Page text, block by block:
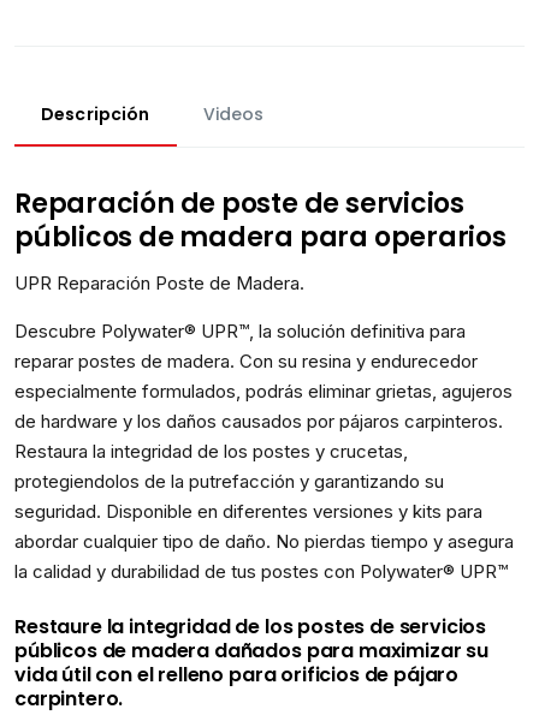
Descripción Videos
Reparación de poste de servicios
públicos de madera para operarios
UPR Reparación Poste de Madera.
Descubre Polywater® UPR™, la solución definitiva para
reparar postes de madera. Con su resina y endurecedor
especialmente formulados, podrás eliminar grietas, agujeros
de hardware y los daños causados por pájaros carpinteros.
Restaura la integridad de los postes y crucetas,
protegiendolos de la putrefacción y garantizando su
seguridad. Disponible en diferentes versiones y kits para
abordar cualquier tipo de daño. No pierdas tiempo y asegura
la calidad y durabilidad de tus postes con Polywater® UPR™
Restaure la integridad de los postes de servicios
públicos de madera dañados para maximizar su
vida útil con el relleno para orificios de pájaro
carpintero.